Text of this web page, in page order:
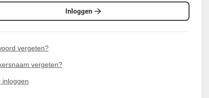
Inloggen
vergeten?
vergeten?
inloggen